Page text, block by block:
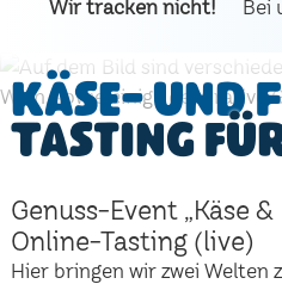
Wir tracken nicht!
Bei
Käse- und
Tasting
Genuss-Event „Käse
Online-Tasting (live)
Hier bringen wir zwei Welten